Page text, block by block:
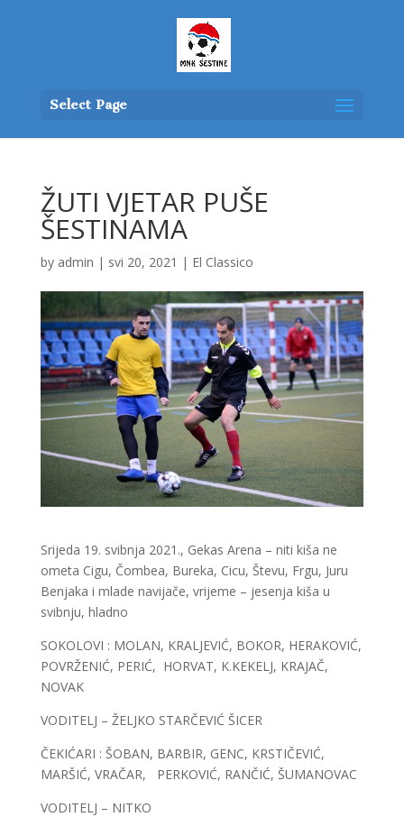
Select Page
ŽUTI VJETAR PUŠE
ŠESTINAMA
by admin | svi 20, 2021 | El Classico
Srijeda 19. svibnja 2021., Gekas Arena – niti kiša ne
ometa Cigu, Čombea, Bureka, Cicu, Števu, Frgu, Juru
Benjaka i mlade navijače, vrijeme – jesenja kiša u
svibnju, hladno
SOKOLOVI : MOLAN, KRALJEVIĆ, BOKOR, HERAKOVIĆ,
POVRŽENIĆ, PERIĆ, HORVAT, K.KEKELJ, KRAJAČ,
NOVAK
VODITELJ – ŽELJKO STARČEVIĆ ŠICER
ČEKIĆARI : ŠOBAN, BARBIR, GENC, KRSTIČEVIĆ,
MARŠIĆ, VRAČAR, PERKOVIĆ, RANČIĆ, ŠUMANOVAC
VODITELJ – NITKO